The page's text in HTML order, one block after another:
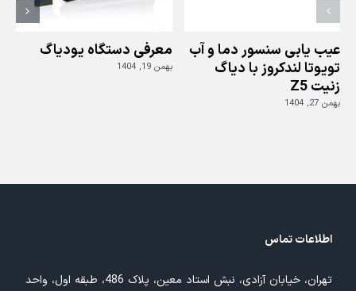
عیب یابی سنسور دما و آب
تویوتا لندکروز با دیاگ
زنیت Z5
بهمن 27, 1404
معرفی دستگاه یودیاگ
بهمن 19, 1404
اطلاعات تماس
تهران، خیابان آزادی، نبش استاد معین، پلاک 486، طبقه اول، واحد